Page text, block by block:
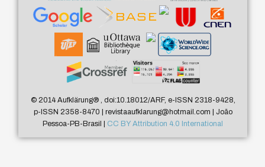
© 2014 Aufklärung®, doi:10.18012/ARF, e-ISSN 2318-9428,
p-ISSN 2358-8470 | revistaaufklarung@hotmail.com | João
Pessoa-PB-Brasil | CC BY Attribution 4.0 International